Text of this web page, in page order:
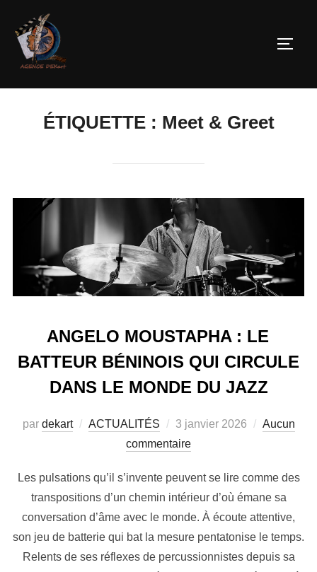
ÉTIQUETTE : Meet & Greet
ANGELO MOUSTAPHA : LE
BATTEUR BÉNINOIS QUI CIRCULE
DANS LE MONDE DU JAZZ
par dekart ACTUALITÉS 3 janvier 2026
Aucun
commentaire
Les pulsations qu’il s’invente peuvent se lire comme des
transpositions d’un chemin intérieur d’où émane sa
conversation d’âme avec le monde. À écoute attentive,
son jeu de batterie qui bat la mesure pentatonise le temps.
Relents de ses réflexes de percussionnistes depuis sa